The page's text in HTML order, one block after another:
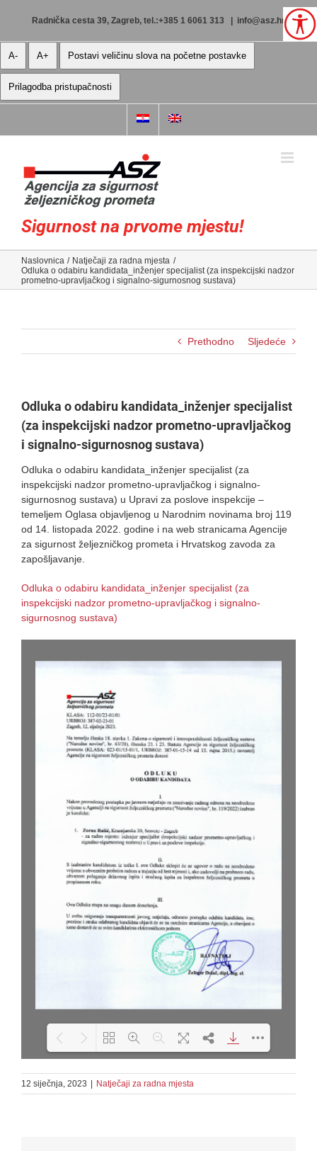
Radnička cesta 39, Zagreb, tel.:+385 1 6061 313 info@asz.hr
A- A+ Postavi veličinu slova na početne postavke
Prilagodba pristupačnosti
Sigurnost na prvome mjestu!
Naslovnica
Natječaji za radna mjesta
Odluka o odabiru kandidata_inženjer specijalist (za inspekcijski nadzor
prometno-upravljačkog i signalno-sigurnosnog sustava)
Prethodno Sljedeće
Odluka o odabiru kandidata_inženjer specijalist
(za inspekcijski nadzor prometno-upravljačkog
i signalno-sigurnosnog sustava)
Odluka o odabiru kandidata_inženjer specijalist (za
inspekcijski nadzor prometno-upravljačkog i signalno-
sigurnosnog sustava) u Upravi za poslove inspekcije –
temeljem Oglasa objavljenog u Narodnim novinama broj 119
od 14. listopada 2022. godine i na web stranicama Agencije
za sigurnost željezničkog prometa i Hrvatskog zavoda za
zapošljavanje.
Odluka o odabiru kandidata_inženjer specijalist (za
inspekcijski nadzor prometno-upravljačkog i signalno-
sigurnosnog sustava)
Loading PDF 100% ...
12 siječnja, 2023 Natječaji za radna mjesta